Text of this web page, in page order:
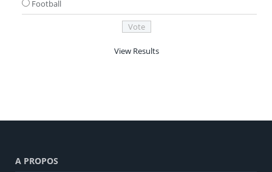
Football
View Results
A PROPOS